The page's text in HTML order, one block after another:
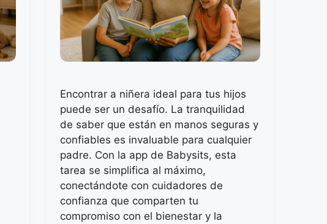
Encontrar a niñera ideal para tus hijos
puede ser un desafío. La tranquilidad
de saber que están en manos seguras y
confiables es invaluable para cualquier
padre. Con la app de Babysits, esta
tarea se simplifica al máximo,
conectándote con cuidadores de
confianza que comparten tu
compromiso con el bienestar y la